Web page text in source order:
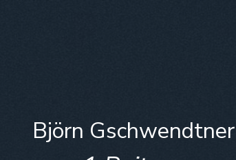
Björn Gschwendtner